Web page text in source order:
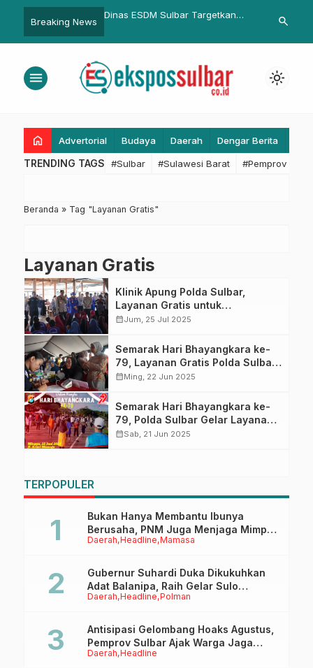
Breaking News
Draf Kesepakatan
Masalah Hukum
Dinas ESDM Sulbar Targetkan
Tangga Miskin di 2025
search
menu light_mode
home Advertorial Budaya Daerah Dengar Berita
TRENDING TAGS #Sulbar #Sulawesi Barat #Pemprov
Beranda » Tag "Layanan Gratis"
Layanan Gratis
Klinik Apung Polda Sulbar,
Layanan Gratis untuk
Masyarakat Mamuju
calendar_monthJum, 25 Jul 2025
Semarak Hari Bhayangkara ke-
79, Layanan Gratis Polda Sulbar
Diserbu Warga di Car Free Day
calendar_monthMing, 22 Jun 2025
Semarak Hari Bhayangkara ke-
79, Polda Sulbar Gelar Layanan
Gratis di Car Free Day Mamuju
calendar_monthSab, 21 Jun 2025
TERPOPULER
Daerah Headline Mamasa
Bukan Hanya Membantu Ibunya
Berusaha, PNM Juga Menjaga Mimpi
Anaknya Untuk Menggapai Cita-Cita
Daerah Headline Polman
Gubernur Suhardi Duka Dikukuhkan
Adat Balanipa, Raih Gelar Sulo
Tappidena
Daerah Headline
Antisipasi Gelombang Hoaks Agustus,
Pemprov Sulbar Ajak Warga Jaga
Ruang Digital